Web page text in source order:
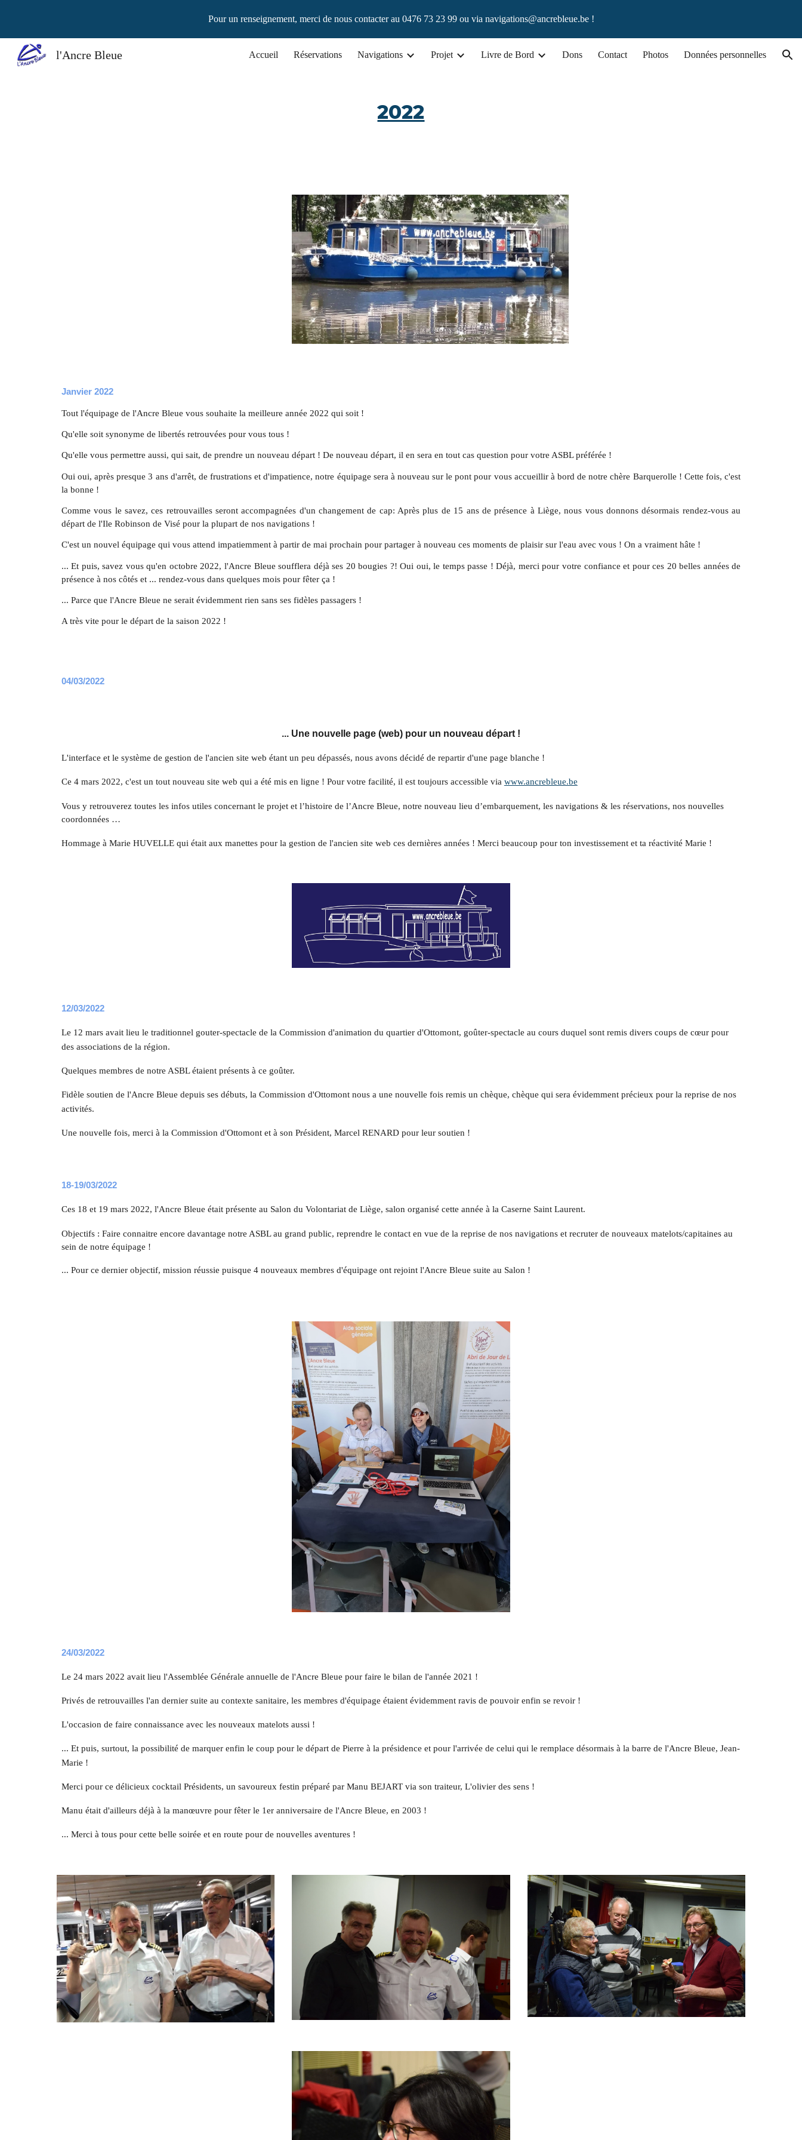
Skip to main content Skip to navigation
Pour un renseignement, merci de nous contacter au 0476 73 23 99 ou via navigations@ancrebleue.be !
l'Ancre Bleue Accueil Réservations Navigations Projet Livre de Bord Dons Contact Photos Données personnelles
2022
Janvier 2022
Tout l'équipage de l'Ancre Bleue vous souhaite la meilleure année 2022 qui soit !
Qu'elle soit synonyme de libertés retrouvées pour vous tous !
Qu'elle vous permettre aussi, qui sait, de prendre un nouveau départ ! De nouveau départ, il en sera en tout cas question pour votre ASBL préférée !
Oui oui, après presque 3 ans d'arrêt, de frustrations et d'impatience, notre équipage sera à nouveau sur le pont pour vous accueillir à bord de notre chère Barquerolle ! Cette fois, c'est
la bonne !
Comme vous le savez, ces retrouvailles seront accompagnées d'un changement de cap: Après plus de 15 ans de présence à Liège, nous vous donnons désormais rendez-vous au
départ de l'Ile Robinson de Visé pour la plupart de nos navigations !
C'est un nouvel équipage qui vous attend impatiemment à partir de mai prochain pour partager à nouveau ces moments de plaisir sur l'eau avec vous ! On a vraiment hâte !
... Et puis, savez vous qu'en octobre 2022, l'Ancre Bleue soufflera déjà ses 20 bougies ?! Oui oui, le temps passe ! Déjà, merci pour votre confiance et pour ces 20 belles années de
présence à nos côtés et ... rendez-vous dans quelques mois pour fêter ça !
... Parce que l'Ancre Bleue ne serait évidemment rien sans ses fidèles passagers !
A très vite pour le départ de la saison 2022 !
04/03/2022
... Une nouvelle page (web) pour un nouveau départ !
L'interface et le système de gestion de l'ancien site web étant un peu dépassés, nous avons décidé de repartir d'une page blanche !
Ce 4 mars 2022, c'est un tout nouveau site web qui a été mis en ligne ! Pour votre facilité, il est toujours accessible via www.ancrebleue.be
Vous y retrouverez toutes les infos utiles concernant le projet et l’histoire de l’Ancre Bleue, notre nouveau lieu d’embarquement, les navigations & les réservations, nos nouvelles
coordonnées …
Hommage à Marie HUVELLE qui était aux manettes pour la gestion de l'ancien site web ces dernières années ! Merci beaucoup pour ton investissement et ta réactivité Marie !
12/03/2022
Le 12 mars avait lieu le traditionnel gouter-spectacle de la Commission d'animation du quartier d'Ottomont, goûter-spectacle au cours duquel sont remis divers coups de cœur pour
des associations de la région.
Quelques membres de notre ASBL étaient présents à ce goûter.
Fidèle soutien de l'Ancre Bleue depuis ses débuts, la Commission d'Ottomont nous a une nouvelle fois remis un chèque, chèque qui sera évidemment précieux pour la reprise de nos
activités.
Une nouvelle fois, merci à la Commission d'Ottomont et à son Président, Marcel RENARD pour leur soutien !
18-19/03/2022
Ces 18 et 19 mars 2022, l'Ancre Bleue était présente au Salon du Volontariat de Liège, salon organisé cette année à la Caserne Saint Laurent.
Objectifs : Faire connaitre encore davantage notre ASBL au grand public, reprendre le contact en vue de la reprise de nos navigations et recruter de nouveaux matelots/capitaines au
sein de notre équipage !
... Pour ce dernier objectif, mission réussie puisque 4 nouveaux membres d'équipage ont rejoint l'Ancre Bleue suite au Salon !
24/03/2022
Le 24 mars 2022 avait lieu l'Assemblée Générale annuelle de l'Ancre Bleue pour faire le bilan de l'année 2021 !
Privés de retrouvailles l'an dernier suite au contexte sanitaire, les membres d'équipage étaient évidemment ravis de pouvoir enfin se revoir !
L'occasion de faire connaissance avec les nouveaux matelots aussi !
... Et puis, surtout, la possibilité de marquer enfin le coup pour le départ de Pierre à la présidence et pour l'arrivée de celui qui le remplace désormais à la barre de l'Ancre Bleue, Jean-
Marie !
Merci pour ce délicieux cocktail Présidents, un savoureux festin préparé par Manu BEJART via son traiteur, L'olivier des sens !
Manu était d'ailleurs déjà à la manœuvre pour fêter le 1er anniversaire de l'Ancre Bleue, en 2003 !
... Merci à tous pour cette belle soirée et en route pour de nouvelles aventures !